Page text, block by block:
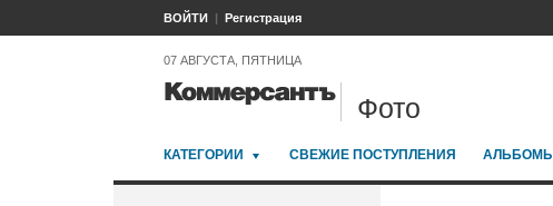
ВОЙТИ Регистрация
07 АВГУСТА, ПЯТНИЦА
Фото
КАТЕГОРИИ СВЕЖИЕ ПОСТУПЛЕНИЯ АЛЬБОМЫ